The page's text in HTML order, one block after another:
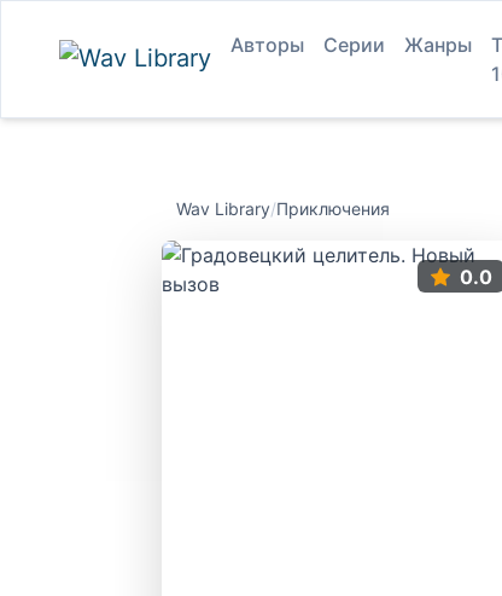
Авторы Серии Жанры
Wav Library/Приключения
0.0